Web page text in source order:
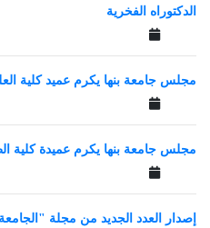
الدكتوراه الفخرية
مجلس جامعة بنها يكرم عميد كلية
مجلس جامعة بنها يكرم عميدة كلية
إصدار العدد الجديد من مجلة